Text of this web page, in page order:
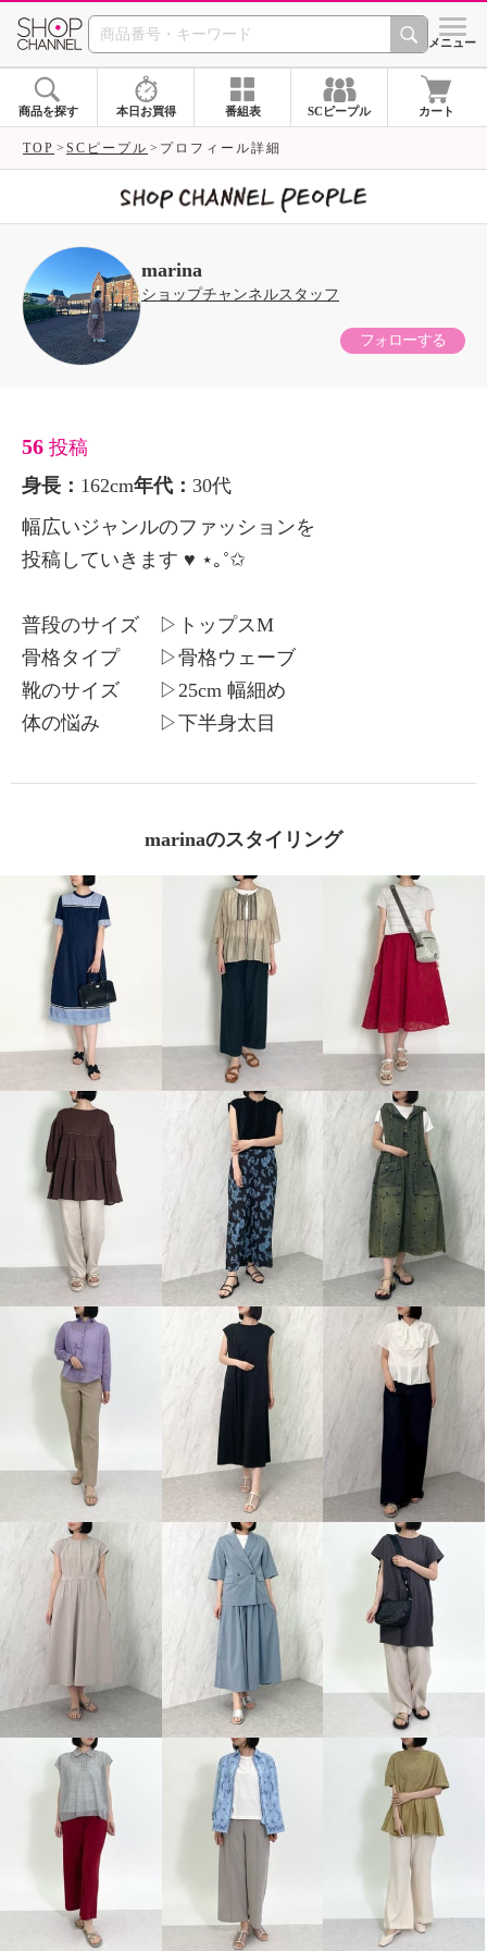
SHOP CHANNEL シメニュー
商品を探す 本日お買得 番組表 SCピープル カート
TOP SCピープル プロフィール詳細
marina
ショップチャンネルスタッフ
フォローする
56 投稿
身長： 162cm年代： 30代
幅広いジャンルのファッションを
投稿していきます ♥ ⋆｡˚✩
普段のサイズ ▷トップスM
骨格タイプ ▷骨格ウェーブ
靴のサイズ ▷25cm 幅細め
体の悩み ▷下半身太目
marinaのスタイリング